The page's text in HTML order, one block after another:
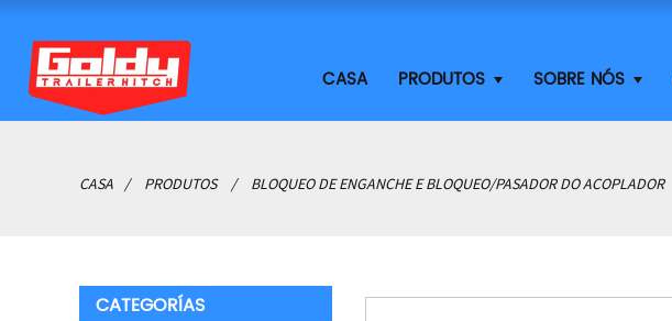
CASA PRODUTOS SOBRE NÓS
CASA PRODUTOS BLOQUEO DE ENGANCHE E BLOQUEO/PASADOR DO ACOPLADOR
CATEGORÍAS